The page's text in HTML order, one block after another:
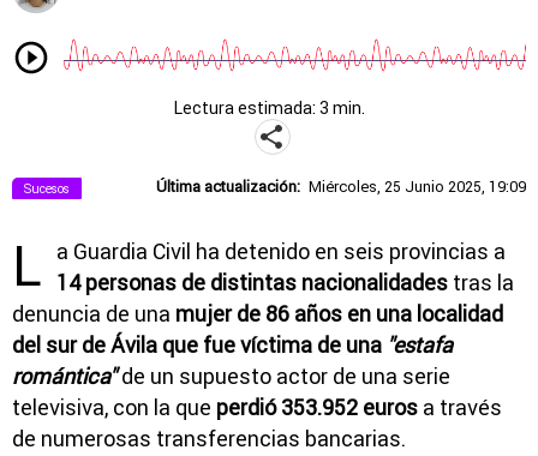
Lectura estimada: 3 min.
Sucesos Última actualización: Miércoles, 25 Junio 2025, 19:09
L
a Guardia Civil ha detenido en seis provincias a
14 personas de distintas nacionalidades tras la
denuncia de una mujer de 86 años en una localidad
del sur de Ávila que fue víctima de una "estafa
romántica"de un supuesto actor de una serie
televisiva, con la que perdió 353.952 euros a través
de numerosas transferencias bancarias.